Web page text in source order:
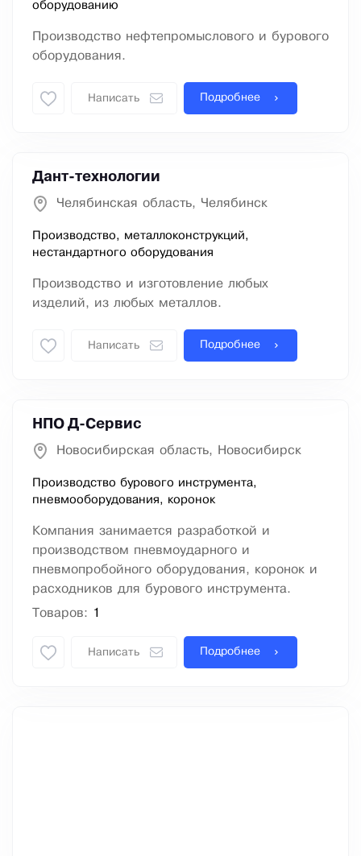
оборудованию
Производство нефтепромыслового и бурового
оборудования.
Написать Подробнее
Дант-технологии
Челябинская область, Челябинск
Производство, металлоконструкций,
нестандартного оборудования
Производство и изготовление любых
изделий, из любых металлов.
Написать Подробнее
НПО Д-Сервис
Новосибирская область, Новосибирск
Производство бурового инструмента,
пневмооборудования, коронок
Компания занимается разработкой и
производством пневмоударного и
пневмопробойного оборудования, коронок и
расходников для бурового инструмента.
Товаров: 1
Написать Подробнее